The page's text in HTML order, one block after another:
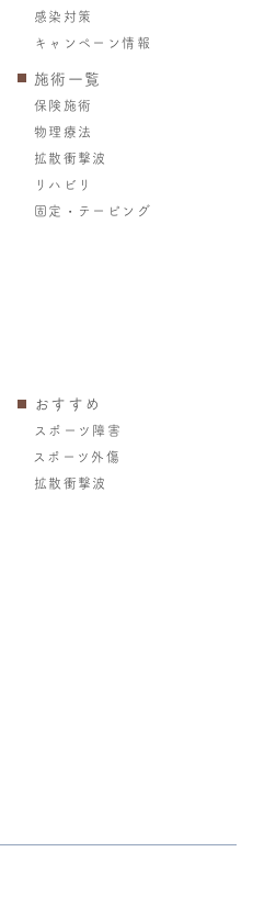
感染対策
キャンペーン情報
施術一覧
保険施術
物理療法
拡散衝撃波
リハビリ
固定・テーピング
おすすめ
スポーツ障害
スポーツ外傷
拡散衝撃波